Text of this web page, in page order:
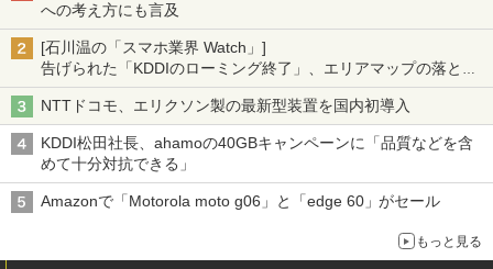
への考え方にも言及
[石川温の「スマホ業界 Watch」]
告げられた「KDDIのローミング終了」、エリアマップの落とし
穴と楽天モバイルの課題
NTTドコモ、エリクソン製の最新型装置を国内初導入
KDDI松田社長、ahamoの40GBキャンペーンに「品質などを含
めて十分対抗できる」
Amazonで「Motorola moto g06」と「edge 60」がセール
もっと見る